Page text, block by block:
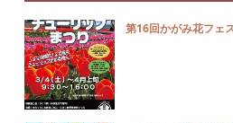
第16回かがみ花フェ